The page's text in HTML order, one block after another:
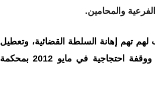
والمحامين.
فيها 20 محاميًا، منسوب لهم تهم إهانة السلطة القضائية، وتعطيل
مرفق عام، والتظاهر على خلفية تنظيمهم إضرابا ووقفة احتجاجية في مايو 2012 بمحكمة